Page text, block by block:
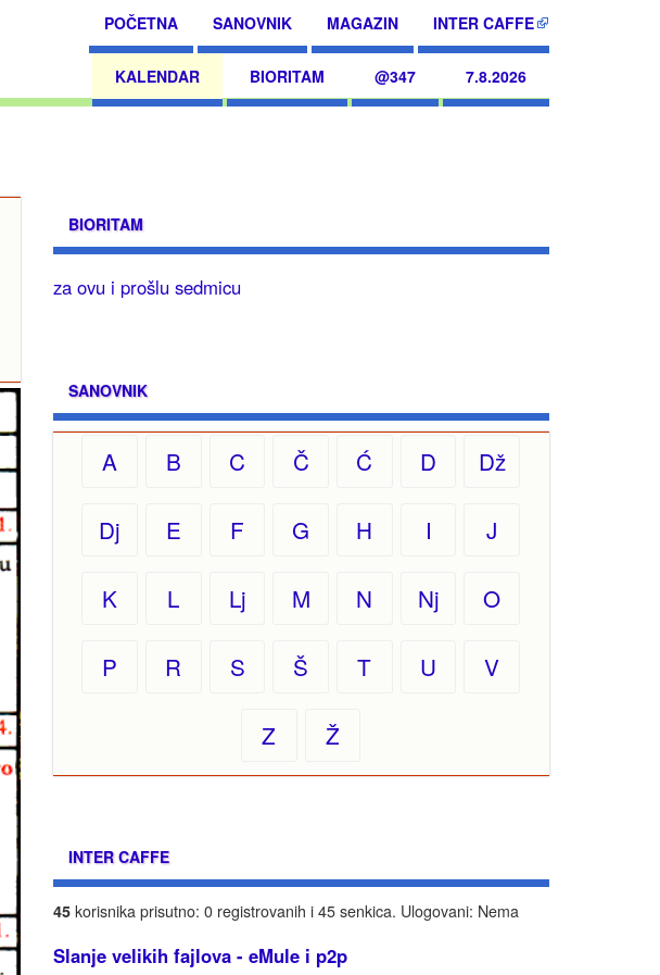
POČETNA SANOVNIK MAGAZIN INTER CAFFE
KALENDAR BIORITAM @347 7.8.2026
BIORITAM
za ovu i prošlu sedmicu
SANOVNIK
A B C Č Ć D Dž
Dj E F G H I J
K L Lj M N Nj O
P R S Š T U V
Z Ž
INTER CAFFE
45korisnika prisutno: 0 registrovanih i 45 senkica. Ulogovani: Nema
Slanje velikih fajlova - eMule i p2p